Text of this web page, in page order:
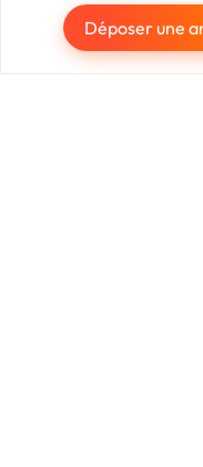
Déposer une